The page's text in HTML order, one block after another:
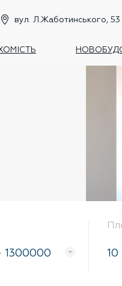
вул. Л.Жаботинського, 53
1300000 10